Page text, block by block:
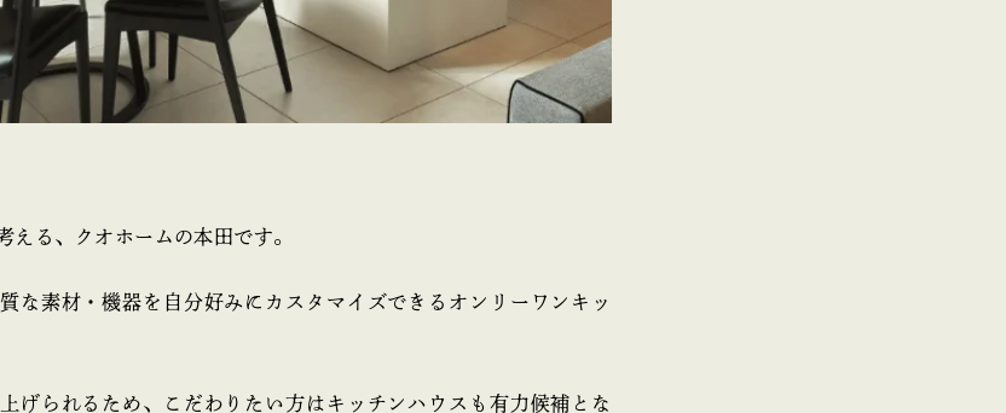
える、クオホームの本田です。
な素材・機器を自分好みにカスタマイズできるオンリーワンキッ
げられるため、こだわりたい方はキッチンハウスも有力候補とな